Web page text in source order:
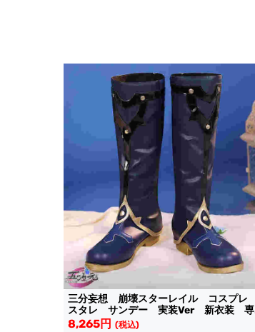
三分妄想 崩壊スターレイル コスプレ
スタレ サンデー 実装Ver 新衣装 専
用長靴
8,265円 (税込)